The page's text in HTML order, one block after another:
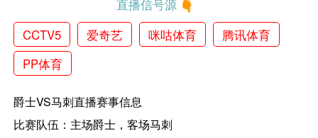
直播信号源
CCTV5
爱奇艺 咪咕体育
腾讯体育
PP体育
爵士VS马刺直播赛事信息
比赛队伍：主场爵士，客场马刺